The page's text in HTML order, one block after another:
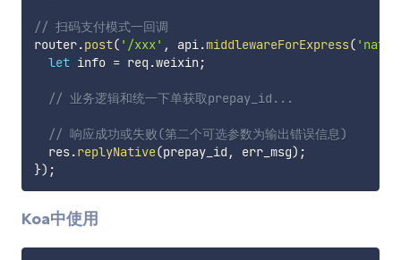
// 扫码支付模式一回调
router.post( '/xxx' , api.middlewareForExpress(
let info = req .weixin ;
// 业务逻辑和统一下单获取prepay_id...
// 响应成功或失败(第二个可选参数为输出错误信息)
  res
.replyNative(prepay_id , err_msg) ;
}) ;
Koa中使用